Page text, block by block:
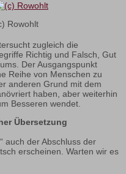
Rowohlt
zugleich die
Richtig und Falsch, Gut
Der Ausgangspunkt
Reihe von Menschen zu
anderen Grund mit dem
haben, aber weiterhin
Besseren wendet.
Übersetzung
auch der Abschluss der
erscheinen. Warten wir es